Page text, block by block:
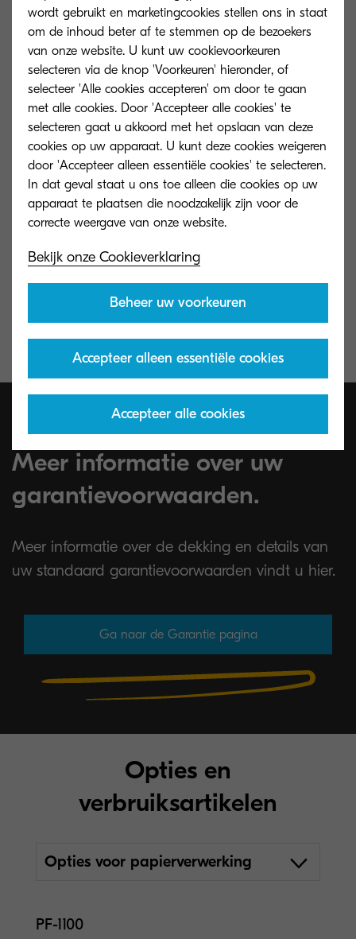
Opwarmtijd
Circa 15 seconden
Stroomverbruik
Printen: 481,3 W, Stand-by: 6 W,
Slaapstand: 0,3 W
Garantie
Alle Ecosys-toestellen die in de BeLux
via de officiële distributiekanalen van
on-site garantie.
Meer informatie over uw
garantievoorwaarden.
Meer informatie over de dekking en details van
uw standaard garantievoorwaarden vindt u hier.
Ga naar de Garantie pagina
Opties en
verbruiksartikelen
Opties voor papierverwerking
PF-1100
wordt gebruikt en marketingcookies stellen ons in staat
om de inhoud beter af te stemmen op de bezoekers
van onze website. U kunt uw cookievoorkeuren
selecteren via de knop 'Voorkeuren' hieronder, of
selecteer 'Alle cookies accepteren' om door te gaan
met alle cookies. Door 'Accepteer alle cookies' te
selecteren gaat u akkoord met het opslaan van deze
cookies op uw apparaat. U kunt deze cookies weigeren
door 'Accepteer alleen essentiële cookies' te selecteren.
In dat geval staat u ons toe alleen die cookies op uw
apparaat te plaatsen die noodzakelijk zijn voor de
Bekijk onze Cookieverklaring
Beheer uw voorkeuren
Accepteer alleen essentiële cookies
Accepteer alle cookies